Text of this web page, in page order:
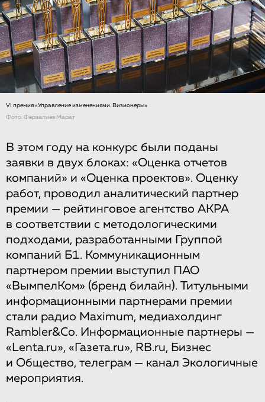
VI премия «Управление изменениями. Визионеры»
Фото: Ферзалиев Марат
В этом году на конкурс были поданы
заявки в двух блоках: «Оценка отчетов
компаний» и «Оценка проектов». Оценку
работ, проводил аналитический партнер
премии — рейтинговое агентство АКРА
в соответствии с методологическими
подходами, разработанными Группой
компаний Б1. Коммуникационным
партнером премии выступил ПАО
«ВымпелКом» (бренд билайн). Титульными
информационными партнерами премии
стали радио Maximum, медиахолдинг
Rambler&Co. Информационные партнеры —
«Lenta.ru», «Газета.ru», RB.ru, Бизнес
и Общество, телеграм — канал Экологичные
мероприятия.